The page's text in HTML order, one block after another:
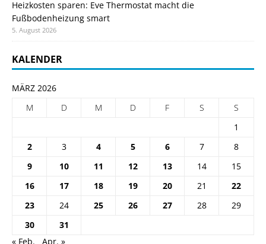
Heizkosten sparen: Eve Thermostat macht die
Fußbodenheizung smart
5. August 2026
KALENDER
MÄRZ 2026
M
D M D F S
S
1
2
3 4 5 6 7
8
9
10 11 12 13 14
15
16
17 18 19 20 21
22
23
24 25 26 27 28
29
30
31
« Feb.
Apr. »